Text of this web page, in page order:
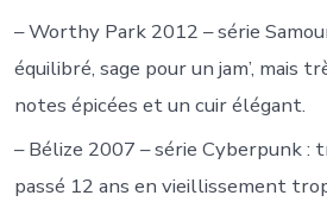
– Worthy Park 2012 – série
équilibré, sage pour un jam’, mais
notes épicées et un cuir élégant.
– Bélize 2007 – série Cyberpunk :
passé 12 ans en vieillissement